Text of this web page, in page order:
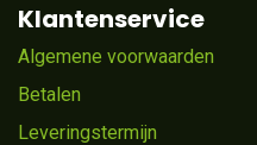
Klantenservice
Algemene voorwaarden
Betalen
Leveringstermijn